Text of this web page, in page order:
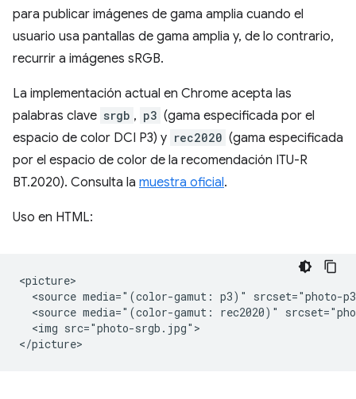
para publicar imágenes de gama amplia cuando el
usuario usa pantallas de gama amplia y, de lo contrario,
recurrir a imágenes sRGB.
La implementación actual en Chrome acepta las
palabras clave srgb , p3 (gama especificada por el
espacio de color DCI P3) y rec2020 (gama especificada
por el espacio de color de la recomendación ITU-R
BT.2020). Consulta la muestra oficial.
Uso en HTML:
<picture>
<source media="(color-gamut: p3)" srcset="photo-
<source media="(color-gamut: rec2020)"
  <img src="photo-srgb.jpg">